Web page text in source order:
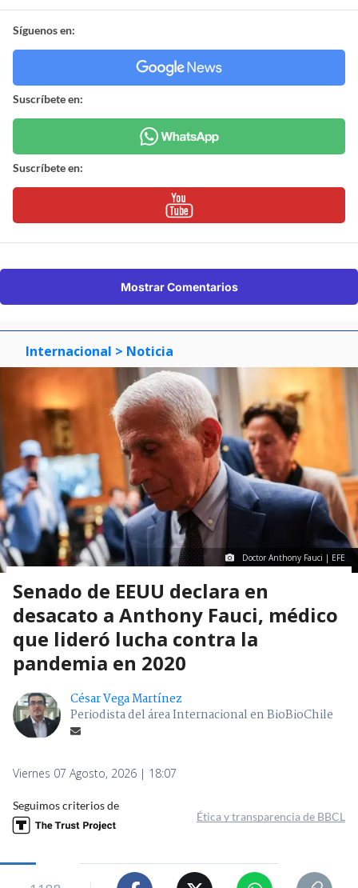
Síguenos en:
Suscríbete en:
Suscríbete en:
Mostrar Comentarios
Internacional > Noticia
Doctor Anthony Fauci | EFE
Senado de EEUU declara en
desacato a Anthony Fauci, médico
que lideró lucha contra la
pandemia en 2020
César Vega Martínez
Periodista del área Internacional en BioBioChile
Viernes 07 Agosto, 2026 | 18:07
Seguimos criterios de
Ética y transparencia de BBCL